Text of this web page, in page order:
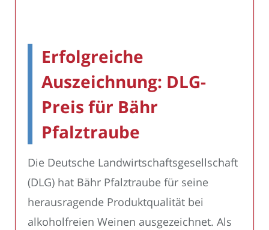
Erfolgreiche
Auszeichnung: DLG-
Preis für Bähr
Pfalztraube
Die Deutsche Landwirtschaftsgesellschaft
(DLG) hat Bähr Pfalztraube für seine
herausragende Produktqualität bei
alkoholfreien Weinen ausgezeichnet. Als